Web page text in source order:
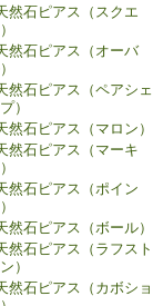
然石ピアス（スクエ
然石ピアス（オーバ
然石ピアス（ペアシェ
）
然石ピアス（マロン）
然石ピアス（マーキ
然石ピアス（ポイン
然石ピアス（ボール）
然石ピアス（ラフスト
）
然石ピアス（カボショ